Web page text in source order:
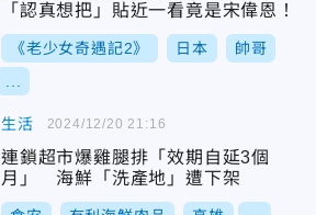
「認真想把」貼近一看竟是宋偉恩！
《老少女奇遇記2》 日本 帥哥
生活
連鎖超市爆雞腿排「效期自延3個
月」 海鮮「洗產地」遭下架
2024/12/20 21:16